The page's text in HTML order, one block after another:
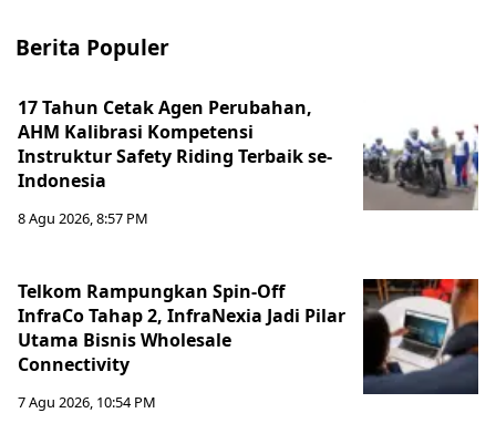
Berita Populer
17 Tahun Cetak Agen Perubahan,
AHM Kalibrasi Kompetensi
Instruktur Safety Riding Terbaik se-
Indonesia
8 Agu 2026, 8:57 PM
Telkom Rampungkan Spin-Off
InfraCo Tahap 2, InfraNexia Jadi Pilar
Utama Bisnis Wholesale
Connectivity
7 Agu 2026, 10:54 PM